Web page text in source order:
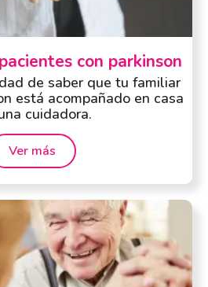
con parkinson
de saber que tu familiar
está acompañado en casa
cuidadora.
Ver más